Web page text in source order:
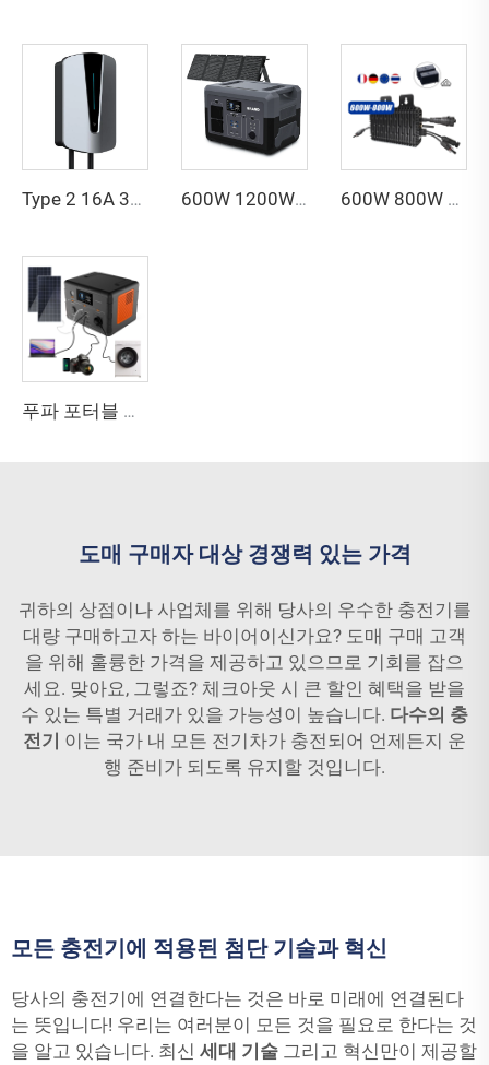
Type 2 16A 32A 7kW 11kW 22kW 전기자동차 충전기 화면 표시 조절 가능 전류 벽면형 전기자동차 충전기 자동차용 600W 1200W 1800W 2400W 3000W 5000W 무정전 전원 장치(UPS) 발전기 태양광 리튬 인산철(LiFePO4) 배터리 휴대용 전원 공급 장치 태양광 패널 포함 600W 800W 1200W 가정용 계통 연계 마이크로 인버터 HM-1200 태양광 인버터 가정용 태양광 발전
푸파 포터블 파워 스테이션 500W 110V 220V 캠핑 비상용 휴대용 전원 공급 장치 리튬 인산염(LiFePO4) 배터리 홈 포터블 태양광 발전 스테이션
도매 구매자 대상 경쟁력 있는 가격
귀하의 상점이나 사업체를 위해 당사의 우수한 충전기를
대량 구매하고자 하는 바이어이신가요? 도매 구매 고객
을 위해 훌륭한 가격을 제공하고 있으므로 기회를 잡으
세요. 맞아요, 그렇죠? 체크아웃 시 큰 할인 혜택을 받을
수 있는 특별 거래가 있을 가능성이 높습니다. 다수의 충
전기 이는 국가 내 모든 전기차가 충전되어 언제든지 운
행 준비가 되도록 유지할 것입니다.
모든 충전기에 적용된 첨단 기술과 혁신
당사의 충전기에 연결한다는 것은 바로 미래에 연결된다
는 뜻입니다! 우리는 여러분이 모든 것을 필요로 한다는 것
을 알고 있습니다. 최신 세대 기술 그리고 혁신만이 제공할